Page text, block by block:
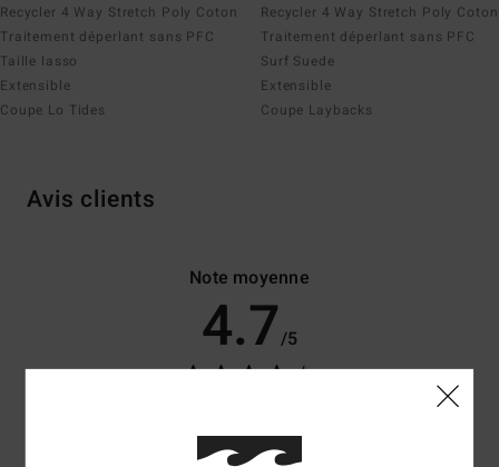
Recycler 4 Way Stretch Poly Coton
Traitement déperlant sans PFC
Taille lasso
Extensible
Coupe Lo Tides
Recycler 4 Way Stretch Poly Coton
Traitement déperlant sans PFC
Surf Suede
Extensible
Coupe Laybacks
Avis clients
Note moyenne
4.7/5